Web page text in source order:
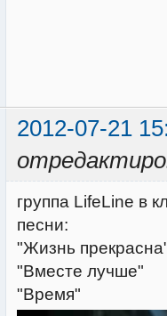
2012-07-21
группа LifeLine в
песни:
"Жизнь
"Вместе лучше"
"Время"